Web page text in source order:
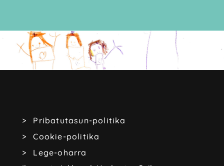
Pribatutasun-politika
Cookie-politika
Lege-oharra